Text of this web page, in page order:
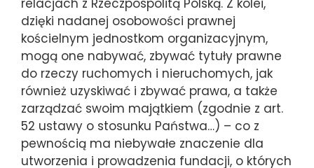
dzięki nadanej osobowości prawnej
kościelnym jednostkom organizacyjnym,
mogą one nabywać, zbywać tytuły prawne
do rzeczy ruchomych i nieruchomych, jak
również uzyskiwać i zbywać prawa, a także
zarządzać swoim majątkiem (zgodnie z art.
52 ustawy o stosunku Państwa…) – co z
pewnością ma niebywałe znaczenie dla
utworzenia i prowadzenia fundacji, o których